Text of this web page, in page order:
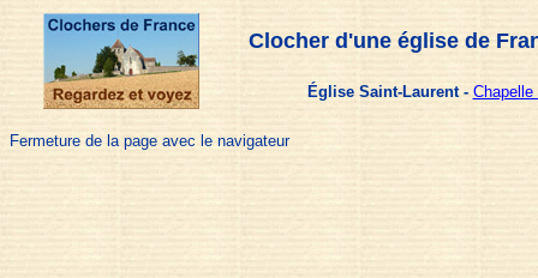
Clocher d'une église de
Église Saint-Laurent - Chapelle
Fermeture de la page avec le navigateur